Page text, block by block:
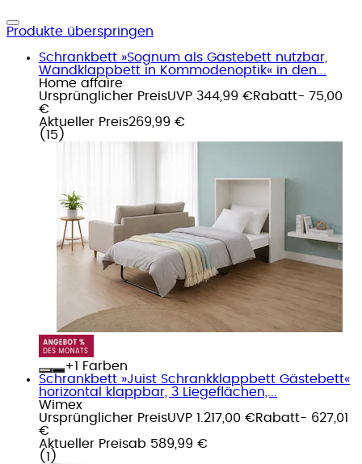
Produkte überspringen
Schrankbett »Sognum als Gästebett nutzbar,
Wandklappbett in Kommodenoptik« in den...
Home affaire
Ursprünglicher PreisUVP 344,99 €Rabatt- 75,00
€
Aktueller Preis269,99 €
( 15 )
+
Farben
Schrankbett »Juist Schrankklappbett Gästebett«
horizontal klappbar, 3 Liegeflächen,...
Wimex
Ursprünglicher PreisUVP 1.217,00 €Rabatt- 627,01
€
Aktueller Preisab 589,99 €
( 1 )